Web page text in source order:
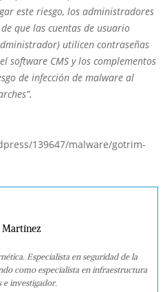
este riesgo, los administradores
que las cuentas de usuario
utilicen contraseñas
software CMS y los complementos
de infección de malware al
139647/malware/gotrim-
Martínez
Especialista en seguridad de la
como especialista en infraestructura
e investigador.